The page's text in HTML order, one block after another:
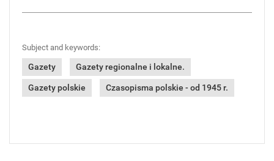
Subject and keywords:
Gazety Gazety regionalne i lokalne.
Gazety polskie Czasopisma polskie - od 1945 r.